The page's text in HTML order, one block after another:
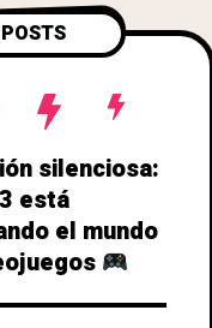
el futuro.
silenciosa:
está
el mundo